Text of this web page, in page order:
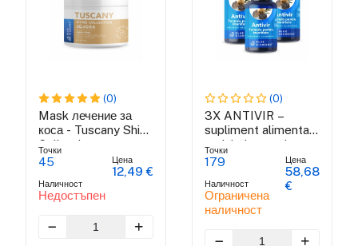
(0)
Mask лечение за
коса - Tuscany Shine
Collection
Точки
45
Наличност
Недостъпен
Цена
12,49 €
(0)
3X ANTIVIR –
supliment alimentar
antiviral cu actiune
rapida
Точки
179
Наличност
Ограничена
наличност
Цена
58,68
€